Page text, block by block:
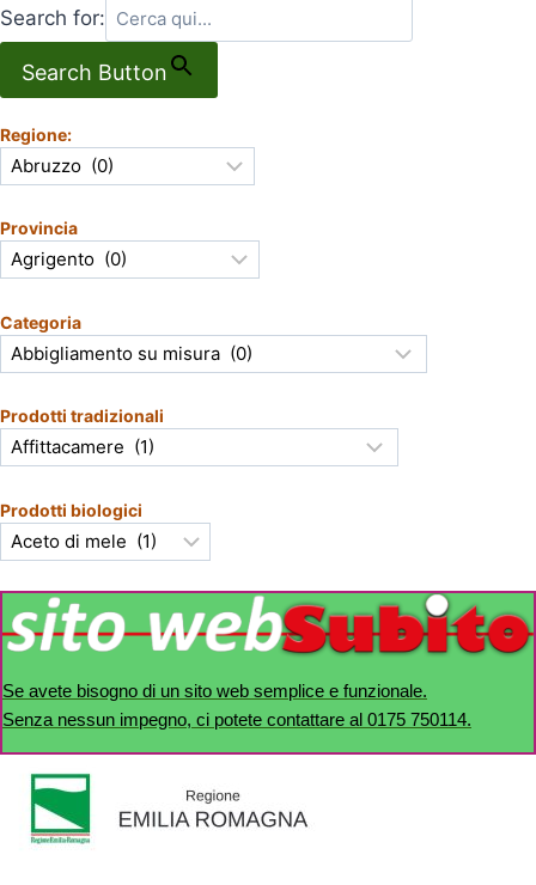
Search for:
Search Button
Regione:
Provincia
Categoria
Prodotti tradizionali
Prodotti biologici
Se avete bisogno di un sito web semplice e funzionale.
Senza nessun impegno, ci potete contattare al 0175 750114.